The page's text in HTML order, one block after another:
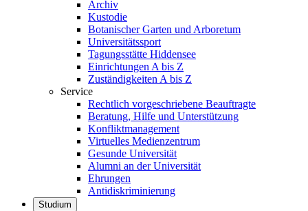
Archiv
Kustodie
Botanischer Garten und Arboretum
Universitätssport
Tagungsstätte Hiddensee
Einrichtungen A bis Z
Zuständigkeiten A bis Z
Service
Rechtlich vorgeschriebene Beauftragte
Beratung, Hilfe und Unterstützung
Konfliktmanagement
Virtuelles Medienzentrum
Gesunde Universität
Alumni an der Universität
Ehrungen
Antidiskriminierung
Studium